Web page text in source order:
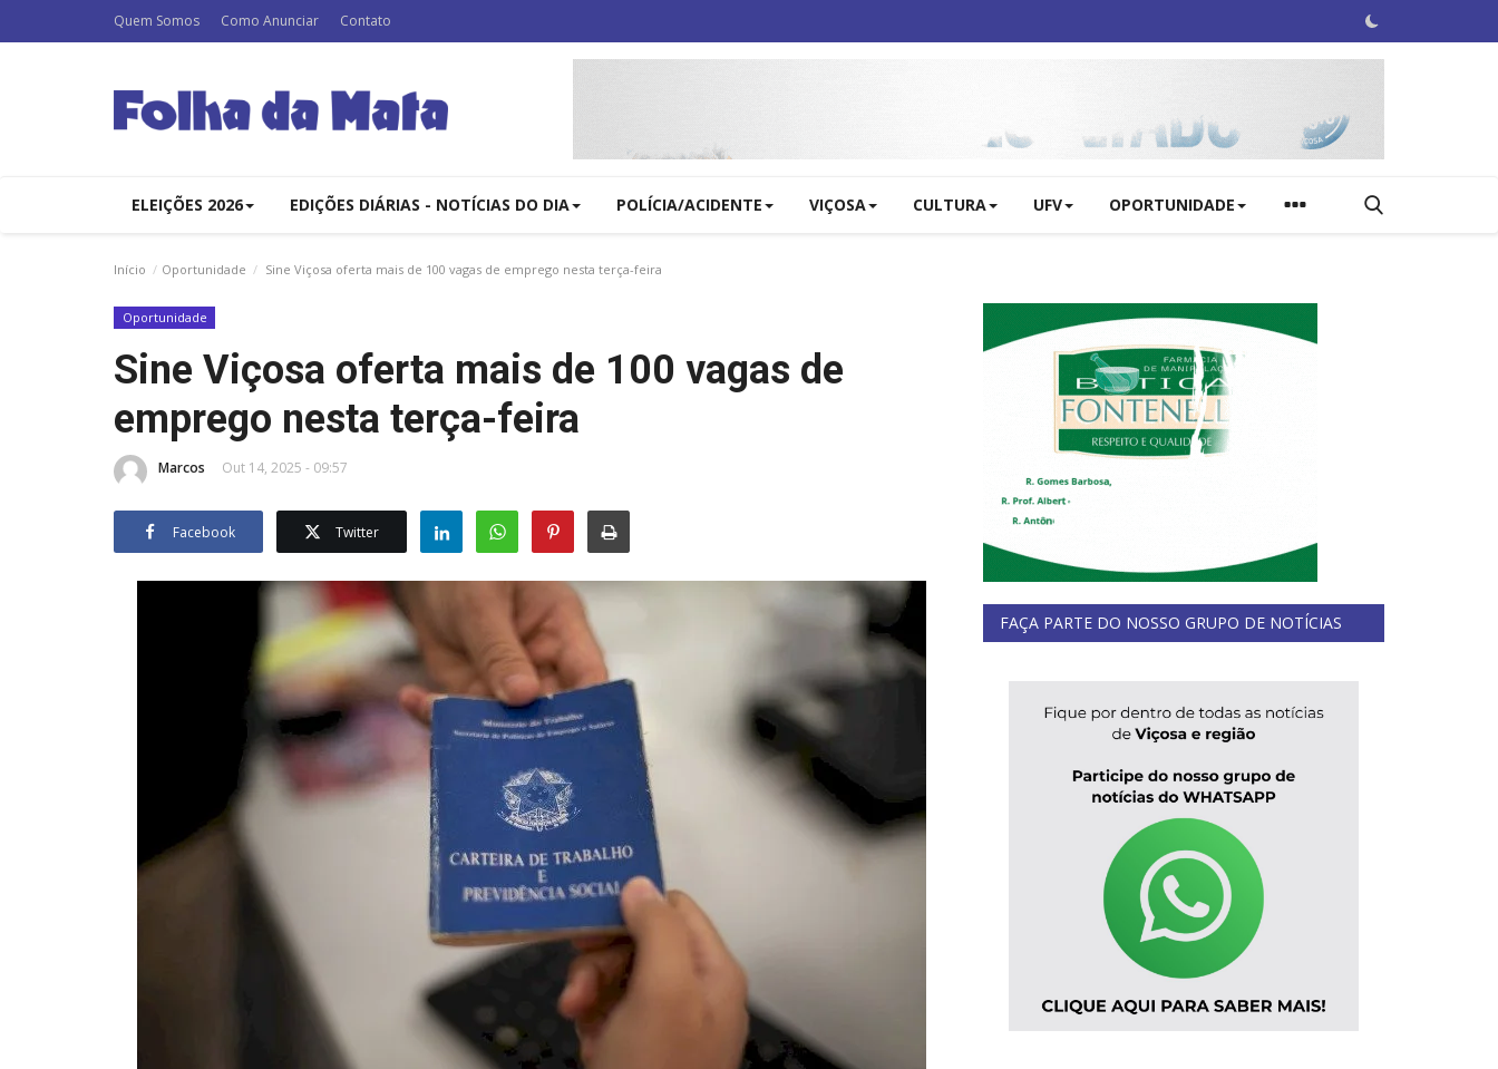
Quem Somos Como Anunciar Contato
ELEIÇÕES 2026 EDIÇÕES DIÁRIAS - NOTÍCIAS DO DIA POLÍCIA/ACIDENTE VIÇOSA CULTURA UFV OPORTUNIDADE
Início Oportunidade Sine Viçosa oferta mais de 100 vagas de emprego nesta terça-feira
Oportunidade
Sine Viçosa oferta mais de 100 vagas de
emprego nesta terça-feira
Marcos Out 14, 2025 - 09:57
Facebook Twitter
FAÇA PARTE DO NOSSO GRUPO DE NOTÍCIAS